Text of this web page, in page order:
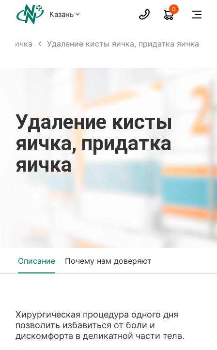
Казань
0
яичка Удаление кисты яичка, придатка яичка
Удаление кисты
яичка, придатка
яичка
Описание Почему нам доверяют
Хирургическая процедура одного дня
позволить избавиться от боли и
дискомфорта в деликатной части тела.